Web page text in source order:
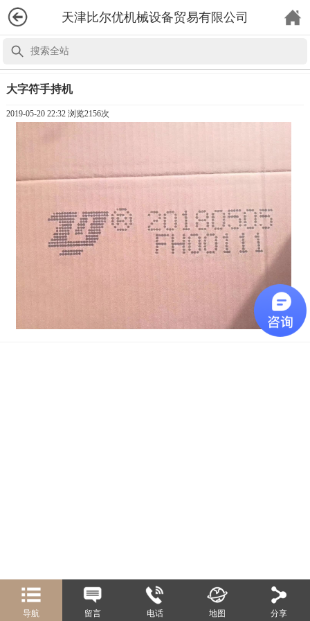
天津比尔优机械设备贸易有限公司
大字符手持机
2019-05-20 22:32 浏览2156次
导航 留言 电话 地图 分享